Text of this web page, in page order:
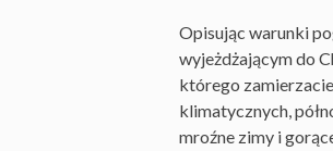
Opisując warunki
wyjeżdżającym do
którego
klimatycznych,
mroźne zimy i